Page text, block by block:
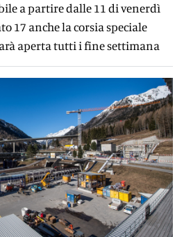
a partire dalle 11 di venerdì
17 anche la corsia speciale
aperta tutti i fine settimana